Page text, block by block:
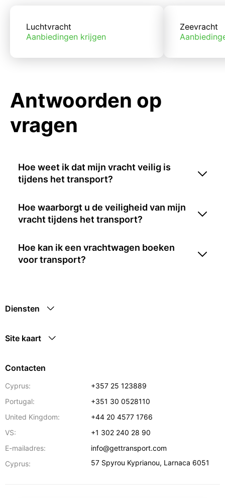
Luchtvracht
Aanbiedingen krijgen
Zeevracht
Antwoorden op
vragen
Hoe weet ik dat mijn vracht veilig is
tijdens het transport?
Hoe waarborgt u de veiligheid van mijn
vracht tijdens het transport?
Hoe kan ik een vrachtwagen boeken
voor transport?
Diensten
Site kaart
Contacten
Cyprus:
+357 25 123889
Portugal:
+351 30 0528110
United Kingdom:
+44 20 4577 1766
VS:
+1 302 240 28 90
E-mailadres:
info@gettransport.com
Cyprus:
57 Spyrou Kyprianou, Larnaca 6051